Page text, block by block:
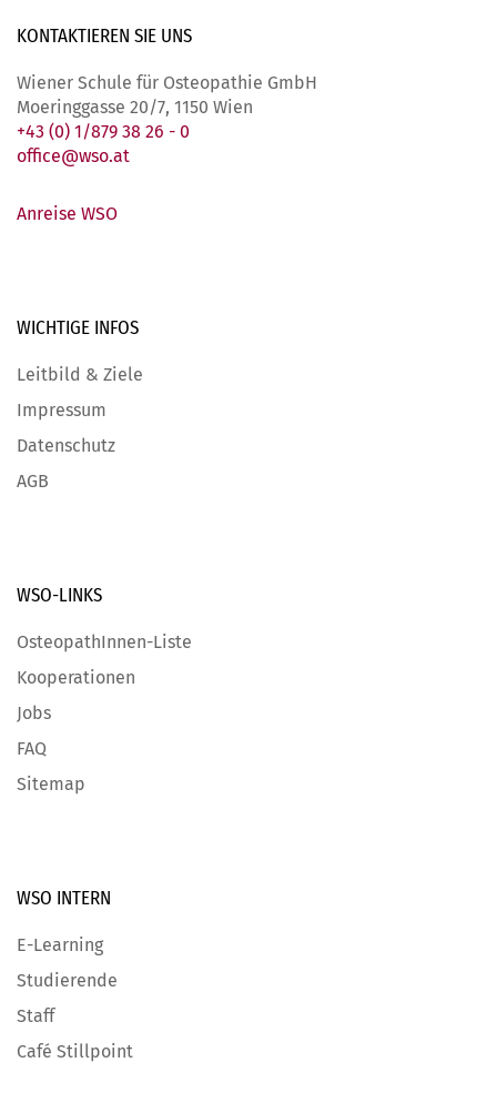
KONTAKTIEREN SIE UNS
Wiener Schule für Osteopathie GmbH
Moeringgasse 20/7, 1150 Wien
+43 (0) 1/879 38 26 - 0
office@wso.at
Anreise WSO
WICHTIGE INFOS
Leitbild & Ziele
Impressum
Datenschutz
AGB
WSO-LINKS
OsteopathInnen-Liste
Kooperationen
Jobs
FAQ
Sitemap
WSO INTERN
E-Learning
Studierende
Staff
Café Stillpoint